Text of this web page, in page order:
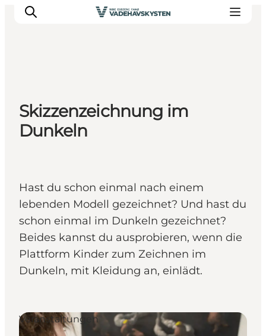
Ribe
Esbjerg
Fanø
Essen und Schlafen
Veranstaltungen
Skizzenzeichnung im
Dunkeln
Hast du schon einmal nach einem
lebenden Modell gezeichnet? Und hast du
schon einmal im Dunkeln gezeichnet?
Beides kannst du ausprobieren, wenn die
Plattform Kinder zum Zeichnen im
Dunkeln, mit Kleidung an, einlädt.
Veranstaltungen